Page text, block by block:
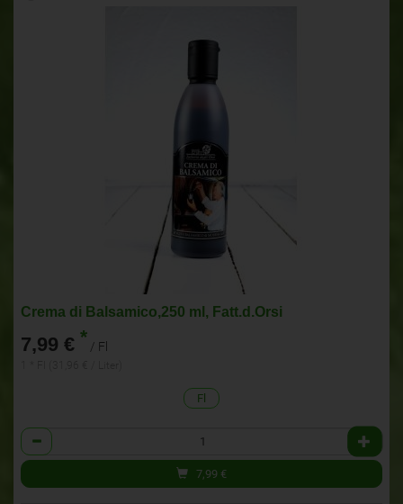
Crema di Balsamico,250 ml, Fatt.d.Orsi
7,99 € * / Fl
Fl
Anzahl
7,99 €